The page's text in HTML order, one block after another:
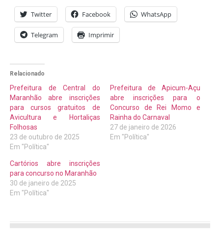
Twitter Facebook WhatsApp
Telegram Imprimir
Relacionado
Prefeitura de Central do
Maranhão abre inscrições
para cursos gratuitos de
Avicultura e Hortaliças
Folhosas
23 de outubro de 2025
Em "Política"
Prefeitura de Apicum-Açu
abre inscrições para o
Concurso de Rei Momo e
Rainha do Carnaval
27 de janeiro de 2026
Em "Política"
Cartórios abre inscrições
para concurso no Maranhão
30 de janeiro de 2025
Em "Política"